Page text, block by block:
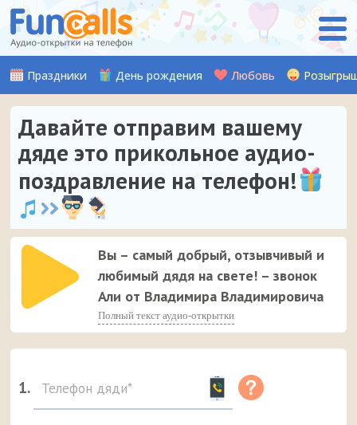
Праздники День рождения Любовь
Давайте отправим вашему
дяде это прикольное аудио-
поздравление на телефон!
Вы – самый добрый, отзывчивый и
любимый дядя на свете! – звонок
Али от Владимира Владимировича
Полный текст аудио-открытки
1.